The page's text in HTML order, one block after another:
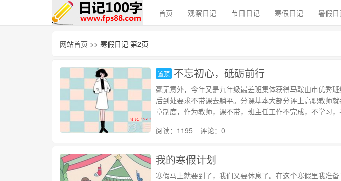
首页 观察日记 节日日记 寒假日记 暑假
网站首页 >> 寒假日记 第2页
置顶 不忘初心，砥砺前行
毫无意外，今年又是九年级最差班集体获得马鞍山市优秀
后到处要求不带课去躺平。分课基本大部分评上高职教师
章制度，作为教师，课不带，班主任工作不完成，不学习
阅读：1195 评论：0
我的寒假计划
寒假马上就要到了，我们又要休息了。在这个寒假里我准